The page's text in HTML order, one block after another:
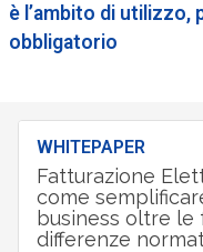
è l’ambito di utilizzo,
obbligatorio
WHITEPAPER
Fatturazione
come
business oltre le
differenze